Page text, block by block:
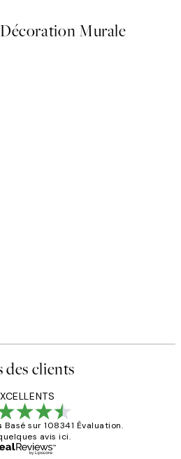
Murale
des clients
Basé sur 108341 Évaluation.
avis ici.